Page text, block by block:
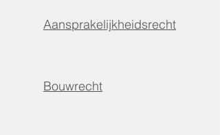
Aansprakelijkheidsrecht
Bouwrecht